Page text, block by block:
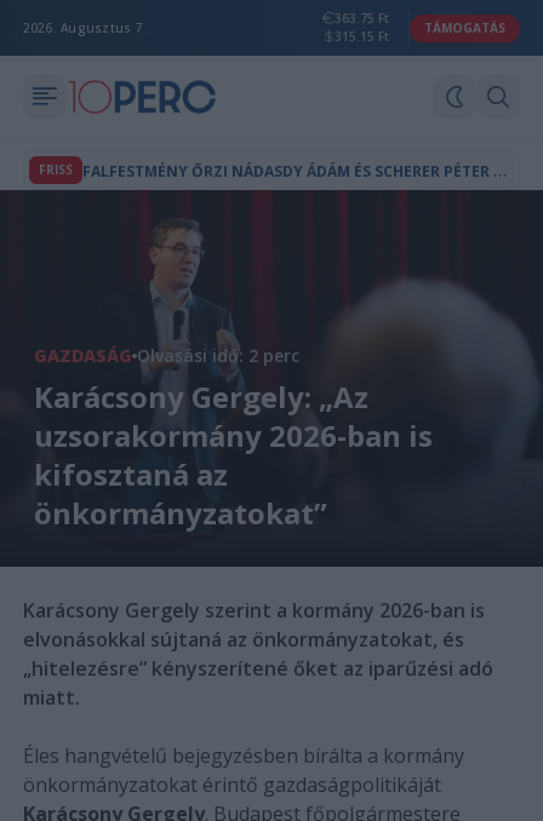
2026. Augusztus 7.
363.75 Ft
315.15 Ft
TÁMOGATÁS
FRISS F
ALFESTMÉNY ŐRZI NÁDASDY ÁDÁM ÉS SCHERER PÉTER EMLÉKÉT AZ ÖRDÖGKATLANON
GAZDASÁG Olvasási idő: 2 perc
Karácsony Gergely: „Az
uzsorakormány 2026-ban is
kifosztaná az
önkormányzatokat”
Karácsony Gergely szerint a kormány 2026-ban is
elvonásokkal sújtaná az önkormányzatokat, és
„hitelezésre” kényszerítené őket az iparűzési adó
miatt.
Éles hangvételű bejegyzésben bírálta a kormány
önkormányzatokat érintő gazdaságpolitikáját
Karácsony Gergely. Budapest főpolgármestere